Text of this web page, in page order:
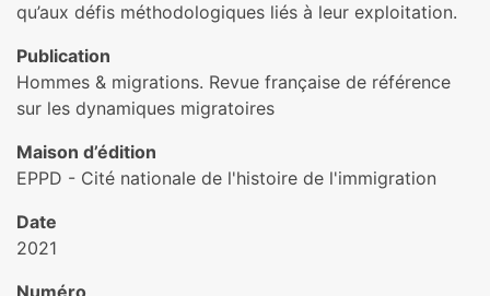
qu’aux défis méthodologiques liés à leur exploitation.
Publication
Hommes & migrations. Revue française de référence
sur les dynamiques migratoires
Maison d’édition
EPPD - Cité nationale de l'histoire de l'immigration
Date
2021
Numéro